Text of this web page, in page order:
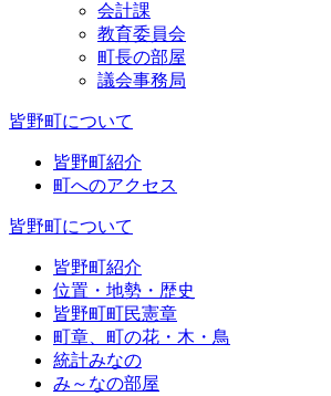
会計課
教育委員会
町長の部屋
議会事務局
皆野町について
皆野町紹介
町へのアクセス
皆野町について
皆野町紹介
位置・地勢・歴史
皆野町町民憲章
町章、町の花・木・鳥
統計みなの
み～なの部屋